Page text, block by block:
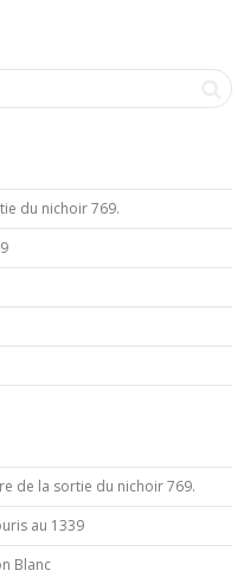
du nichoir 769.
de la sortie du nichoir 769.
au 1339
Blanc